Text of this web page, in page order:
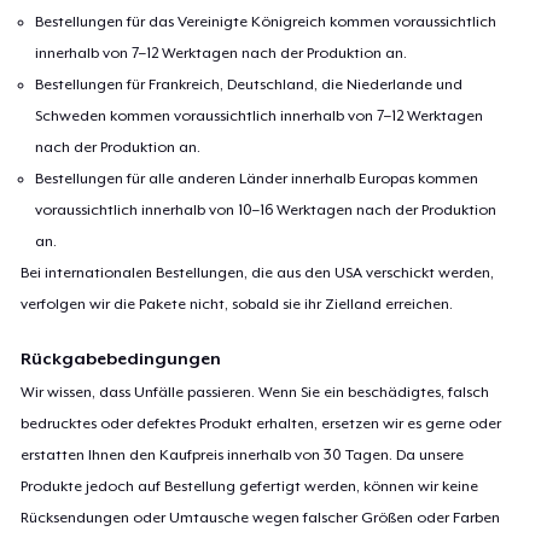
Bestellungen für das Vereinigte Königreich kommen voraussichtlich
innerhalb von 7–12 Werktagen nach der Produktion an.
Bestellungen für Frankreich, Deutschland, die Niederlande und
Schweden kommen voraussichtlich innerhalb von 7–12 Werktagen
nach der Produktion an.
Bestellungen für alle anderen Länder innerhalb Europas kommen
voraussichtlich innerhalb von 10–16 Werktagen nach der Produktion
an.
Bei internationalen Bestellungen, die aus den USA verschickt werden,
verfolgen wir die Pakete nicht, sobald sie ihr Zielland erreichen.
Rückgabebedingungen
Wir wissen, dass Unfälle passieren. Wenn Sie ein beschädigtes, falsch
bedrucktes oder defektes Produkt erhalten, ersetzen wir es gerne oder
erstatten Ihnen den Kaufpreis innerhalb von 30 Tagen. Da unsere
Produkte jedoch auf Bestellung gefertigt werden, können wir keine
Rücksendungen oder Umtausche wegen falscher Größen oder Farben